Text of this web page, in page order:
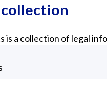
is a collection of legal